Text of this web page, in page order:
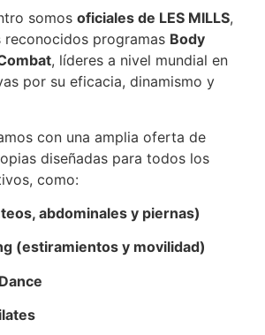
somos oficiales de LES MILLS,
programas Body
, líderes a nivel mundial en
por su eficacia, dinamismo y
con una amplia oferta de
diseñadas para todos los
como:
abdominales y piernas)
(estiramientos y movilidad)